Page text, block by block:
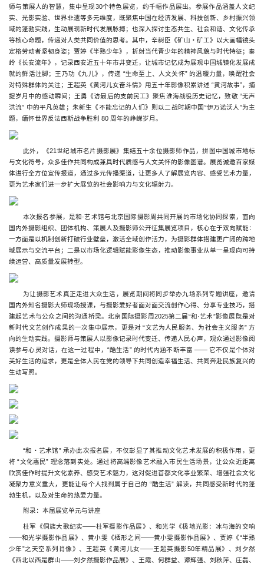
师与策展人的智慧，集中呈现30个特色展览，约千幅作品展出。参展作品涵盖人文纪
实、光影实验、世界非遗等多元维度，既聚焦中国在经济发展、科技创新、乡村振兴领
域的蓬勃实践，生动展现新时代发展脉搏；也深入探讨生态共生、社会和谐、文化传承
等核心命题，传递对人类共同价值的思考。其中，辛树臣《矿山・矿工》以大画幅镜头
定格劳动者坚韧身姿；贾婷《半熟少年》，折射当代青少年的精神风貌与时代特征；秦
岭《长安流年》，记录西安近五十年市井变迁，让城市记忆成为展现中国城镇化发展成
就的鲜活注脚；王乃功《九儿》，传递 “生命至上、人文关怀” 的温暖力量，唤醒社会
对特殊群体的关注；王超英《黄河儿女奋斗情》用五十年影像积累讲述 “黄河故事”，捕
捉岁月中的感动瞬间；王勇《访最后的支前民工》聚焦淮海战役历史记忆，致敬 “无声
洪流” 中的平凡英雄；朱新生《不能忘记的人们》则以二战时期中国“伊万诺沃人”为主
题，缅怀世界反法西斯战争胜利 80 周年的峥嵘岁月。
此外，《21世纪城市名片摄影展》集结五十余位摄影师作品，拼图中国城市地标
与文化符号，众多佳作共同构成兼具时代质感与人文关怀的影像图谱。展览诚邀百家媒
体进行全方位宣传报道，通过多元传播渠道，让更多人了解展览内容、感受艺术力量，
更为艺术家们进一步扩大展览的社会影响力与文化辐射力。
本次报名参展，是和·艺术馆与北京国际摄影周共同开展的市场化协同探索，面向
国内外摄影组织、团体机构、策展人及摄影师公开征集展览项目，核心在于双向赋能：
一方面是以机制创新打破行业壁垒，激活全域创作活力，为摄影群体搭建更广阔的跨地
域展示与交流平台；二是以市场化逻辑赋能影像生态，推动影像事业从单一呈现向可持
续运营、高质量发展转型。
为让摄影艺术真正走进大众生活，展览期间将同步举办九场系列专题讲座，邀请
国内外知名摄影大师现场授课，与摄影爱好者面对面交流创作心得、分享专业技巧，搭
建起艺术与公众之间的沟通桥梁。北京国际摄影周2025第二届“和·艺术”影像展既是对
新时代文艺创作成果的一次集中展示，更是对 “文艺为人民服务、为社会主义服务” 方
向的生动实践。摄影师与策展人以影像记录时代变迁、传递人民心声，观众通过影像阅
读参与心灵对话，在这一过程中，“酷生活” 的时代内涵不断丰富 —— 它不仅是个体对
美好生活的追求，更是全体人民在党的领导下共同创造幸福生活、共同奔赴民族复兴的
生动写照。
“和・艺术馆” 承办此次报名展，不仅彰显了其推动文化艺术发展的积极作用，更
将 “文化惠民” 理念落到实处。通过将高端影像艺术融入市民生活场景，让公众近距离
欣赏佳作时提升文化素养、感受艺术魅力，这对促进首都文化事业繁荣、增强社会文化
凝聚力意义重大，更能让每个人找到属于自己的 “酷生活” 解读，共同感受新时代的蓬
勃生机，以及对生命的热爱力量。
附录：本届展览单元与讲座
杜军《侗族大歌纪实——杜军摄影作品展》、和光学《极地光影：冰与海的交响
——和光学摄影作品展》、黄小雯《栖形之间——黄小雯摄影作品展》、贾婷《“半熟
少年”之天空系列肖像》、王超英《黄河儿女——王超英摄影50年精品展》、刘夕然
《西北以西是群山——刘夕然摄影作品展》、王霞、何群益、谭辉强、刘秋萍、庄磊、